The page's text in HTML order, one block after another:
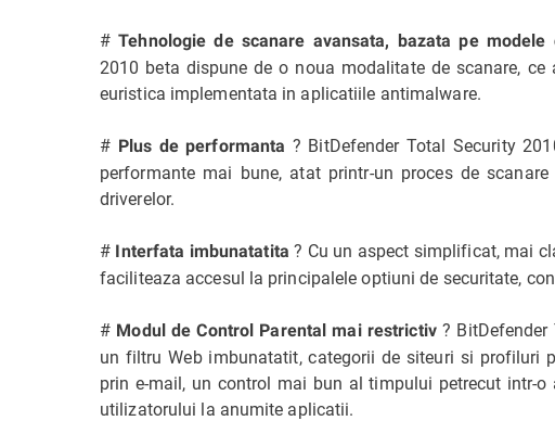
#Tehnologie de scanare avansata, bazata pe modele
2010 beta dispune de o noua modalitate de scanare,
euristica implementata in aplicatiile antimalware.
# Plus de performanta ? BitDefender Total Security
performante mai bune, atat printr-un proces de
driverelor.
# Interfata imbunatatita ? Cu un aspect simplificat, mai
faciliteaza accesul la principalele optiuni de securitate,
# Modul de Control Parental mai restrictiv? BitDefender
un filtru Web imbunatatit, categorii de siteuri si profiluri
prin e-mail, un control mai bun al timpului petrecut intr-
utilizatorului la anumite aplicatii.